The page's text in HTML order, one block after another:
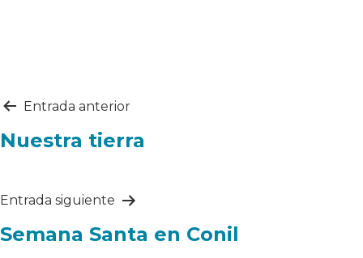
Navegación
de
entradas
Entrada anterior
Nuestra tierra
Entrada siguiente
Semana Santa en Conil